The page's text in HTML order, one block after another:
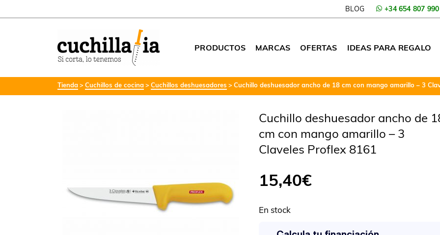
BLOG +34 654 807 990
PRODUCTOS MARCAS OFERTAS IDEAS PARA REGALO
Tienda Cuchillos de cocina Cuchillos deshuesadores Cuchillo deshuesador ancho de 18 cm con mango amarillo – 3
Cuchillo deshuesador ancho de
cm con mango amarillo – 3
Claveles Proflex 8161
15,40€
En stock